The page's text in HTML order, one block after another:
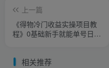
上一篇
《得物冷门收益实操项目教
程》0基础新手就能单号日入
相关推荐